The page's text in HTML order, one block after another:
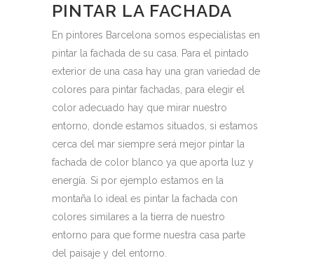
PINTAR LA FACHADA
En pintores Barcelona somos especialistas en
pintar la fachada de su casa. Para el pintado
exterior de una casa hay una gran variedad de
colores para pintar fachadas, para elegir el
color adecuado hay que mirar nuestro
entorno, donde estamos situados, si estamos
cerca del mar siempre será mejor pintar la
fachada de color blanco ya que aporta luz y
energía. Si por ejemplo estamos en la
montaña lo ideal es pintar la fachada con
colores similares a la tierra de nuestro
entorno para que forme nuestra casa parte
del paisaje y del entorno.